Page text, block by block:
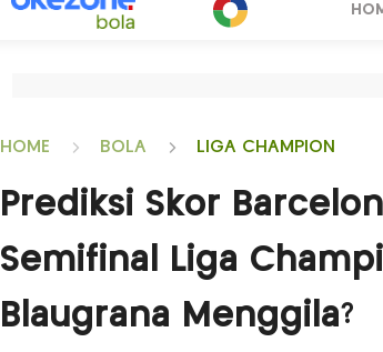
HOME BOLA LIGA CHAMPION
Prediksi Skor
Semifinal Liga
Blaugrana Menggila?